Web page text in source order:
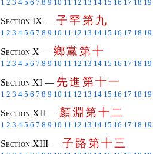
1 2 3 4 5 6 7 8 9 10 11 12 13 14 15 16 17 18 19
Section IX — 子罕第 九
1 2 3 4 5 6 7 8 9 10 11 12 13 14 15 16 17 18 19
Section X — 鄉黨第十
1 2 3 4 5 6 7 8 9 10 11 12 13 14 15 16 17 18 19
Section XI — 先進 第十一
1 2 3 4 5 6 7 8 9 10 11 12 13 14 15 16 17 18 19
Section XII — 顏淵 第十二
1 2 3 4 5 6 7 8 9 10 11 12 13 14 15 16 17 18 19
Section XIII — 子 路第十三